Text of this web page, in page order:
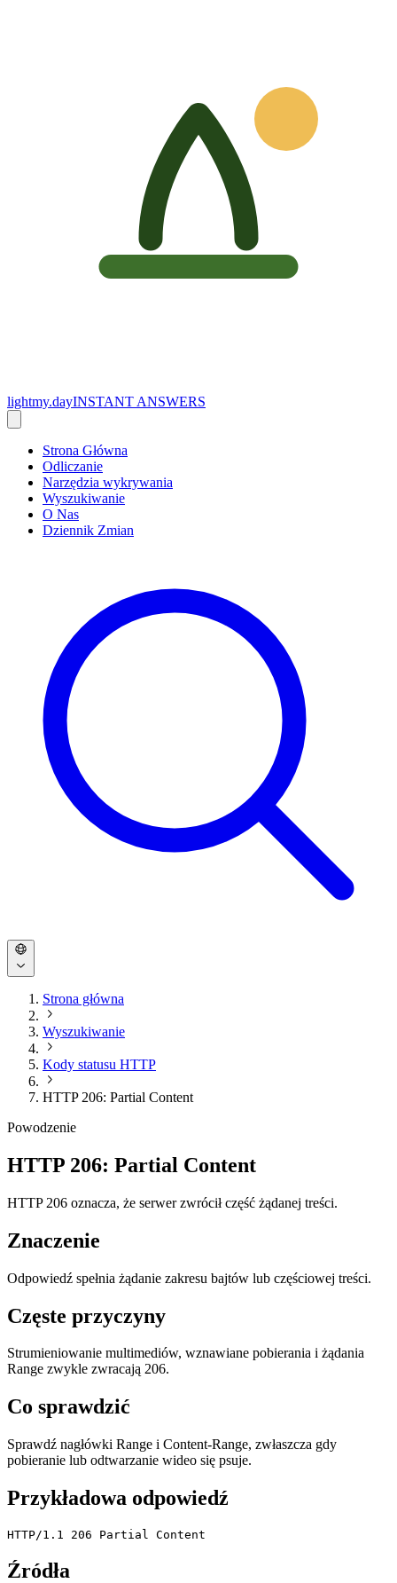
lightmy.dayINSTANT ANSWERS
Strona Główna
Odliczanie
Narzędzia wykrywania
Wyszukiwanie
O Nas
Dziennik Zmian
Strona główna
Wyszukiwanie
Kody statusu HTTP
HTTP 206: Partial Content
Powodzenie
HTTP 206: Partial Content
HTTP 206 oznacza, że serwer zwrócił część żądanej treści.
Znaczenie
Odpowiedź spełnia żądanie zakresu bajtów lub częściowej treści.
Częste przyczyny
Strumieniowanie multimediów, wznawiane pobierania i żądania
Range zwykle zwracają 206.
Co sprawdzić
Sprawdź nagłówki Range i Content-Range, zwłaszcza gdy
pobieranie lub odtwarzanie wideo się psuje.
Przykładowa odpowiedź
HTTP/1.1 206 Partial Content
Źródła